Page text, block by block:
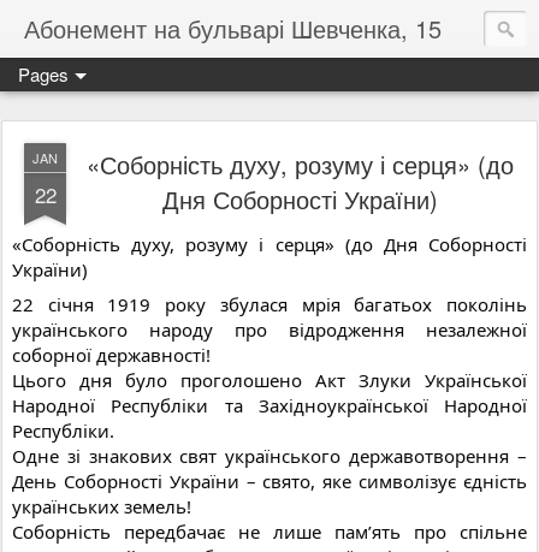
Абонемент на бульварі Шевченка, 15
Pages
JAN
22
«Соборність духу, розуму і серця» (до
Дня Соборності України)
«Соборність духу, розуму і серця» (до Дня Соборності
України)
22 січня 1919 року збулася мрія багатьох поколінь
українського народу про відродження незалежної
соборної державності!
Цього дня було проголошено Акт Злуки Української
Народної Республіки та Західноукраїнської Народної
Республіки.
Одне зі знакових свят українського державотворення –
День Соборності України – свято, яке символізує єдність
українських земель!
Соборність передбачає не лише пам’ять про спільне